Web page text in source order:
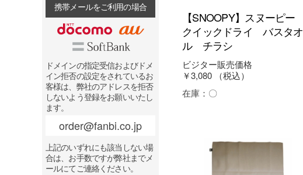
携帯メールをご利用の場合
ドメインの指定受信およびドメ
イン拒否の設定をされているお
客様は、弊社のアドレスを拒否
しないよう登録をお願いいたし
ます。
order@fanbi.co.jp
上記のいずれにも該当しない場
合は、お手数ですが弊社までメ
ールにてご連絡ください。
【SNOOPY】スヌーピー
クイックドライ バスタオ
ル チラシ
ビジター販売価格
￥3,080
（税込）
在庫： 〇